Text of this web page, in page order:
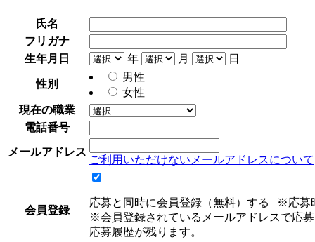
氏名
フリガナ
生年月日
年 月 日
性別
男性
女性
現在の職業
電話番号
メールアドレス
ご利用いただけないメールアドレスについて
会員登録
応募と同時に会員登録（無料）する
※応募
※会員登録されているメールアドレスで応
応募履歴が残ります。